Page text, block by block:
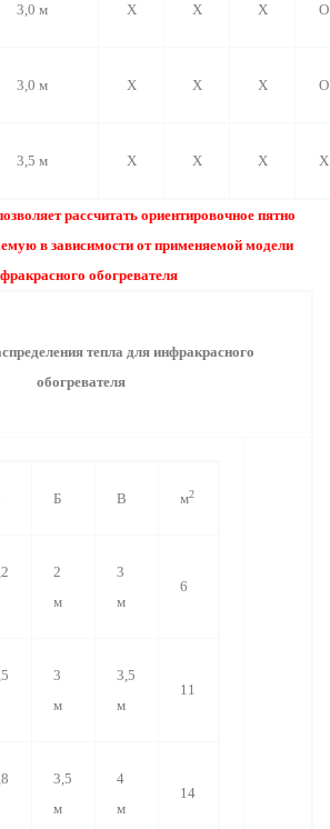
3,0 м X X X O
3,0 м X X X O
3,5 м X X X X
рассчитать ориентировочное пятно
в зависимости от применяемой модели
обогревателя
тепла для инфракрасного
обогревателя
Б В м2
2
м
3
м
6
3
м
3,5
м
11
3,5
м
4
м
14